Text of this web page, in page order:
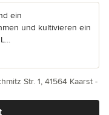
ein
und kultivieren ein
Str. 1, 41564 Kaarst -